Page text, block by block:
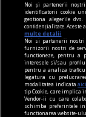
Noi și partenerii
identificatorii cookie
gestiona alegerile
confidențialitate. Aceste
multe detalii
Noi si partenerii nostri
furnizorii nostri de
functioneze, pentru a
interesele si/sau
pentru a analiza traficul
legatura cu
modalitatea indicataaici
tip Cookie, care implica
Vendor-ii cu care
schimba preferintele
functionarea website-